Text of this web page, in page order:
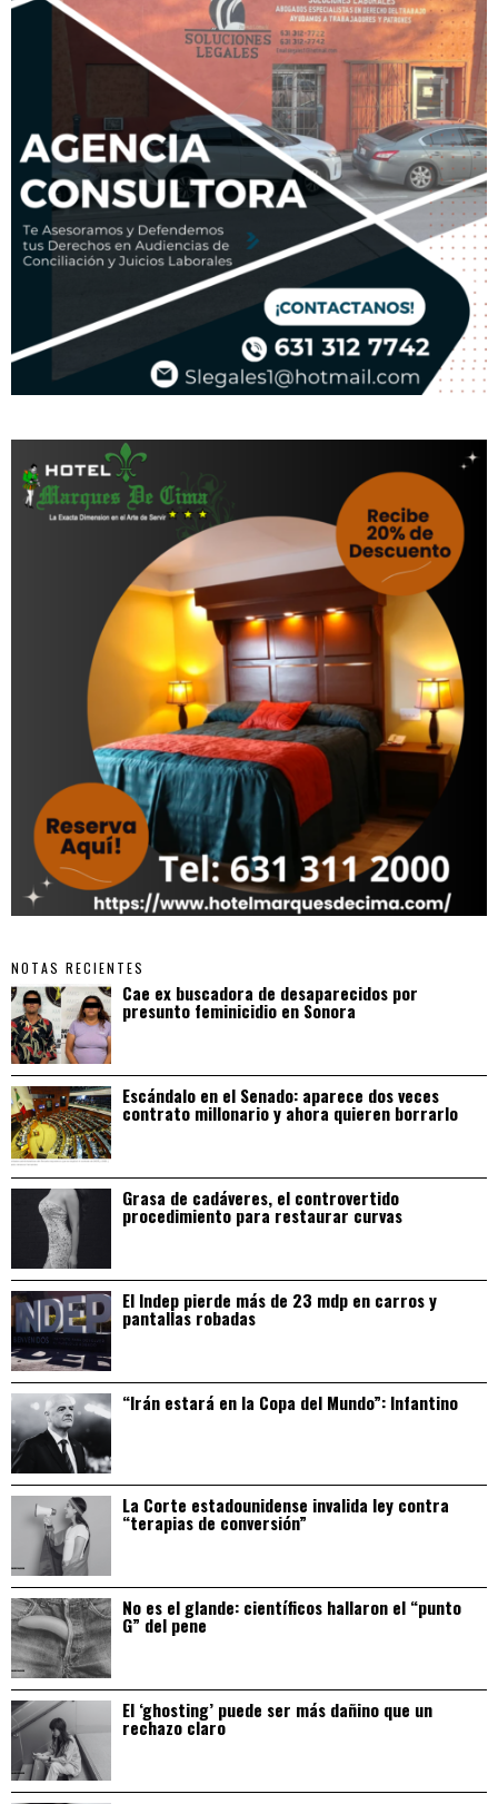
NOTAS RECIENTES
Cae ex buscadora de desaparecidos por
presunto feminicidio en Sonora
Escándalo en el Senado: aparece dos veces
contrato millonario y ahora quieren borrarlo
Grasa de cadáveres, el controvertido
procedimiento para restaurar curvas
El Indep pierde más de 23 mdp en carros y
pantallas robadas
“Irán estará en la Copa del Mundo”: Infantino
La Corte estadounidense invalida ley contra
“terapias de conversión”
No es el glande: científicos hallaron el “punto
G” del pene
El ‘ghosting’ puede ser más dañino que un
rechazo claro